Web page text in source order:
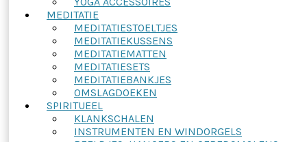
MEDITATIE
MEDITATIESTOELTJES
MEDITATIEKUSSENS
MEDITATIEMATTEN
MEDITATIESETS
MEDITATIEBANKJES
OMSLAGDOEKEN
SPIRITUEEL
KLANKSCHALEN
INSTRUMENTEN EN WINDORGELS